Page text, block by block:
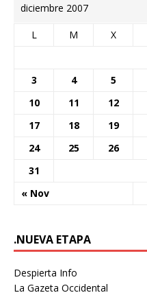
diciembre 2007
L M X
« Nov
3
4 5
10
11 12
17
18 19
24
25 26
31
.NUEVA ETAPA
Despierta Info
La Gazeta Occidental